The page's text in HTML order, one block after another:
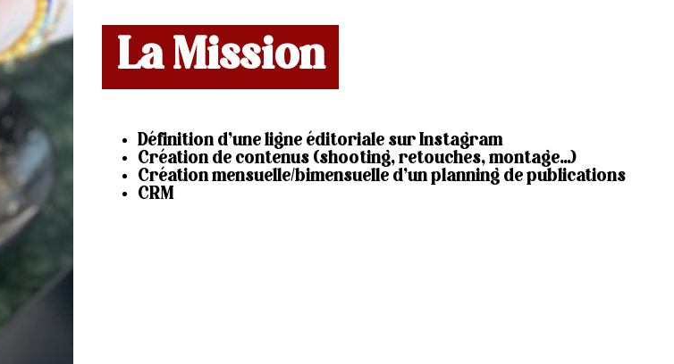
La Mission
Définition d’une ligne éditoriale sur Instagram
Création de contenus (shooting, retouches, montage…)
Création mensuelle/bimensuelle d’un planning de publications
CRM